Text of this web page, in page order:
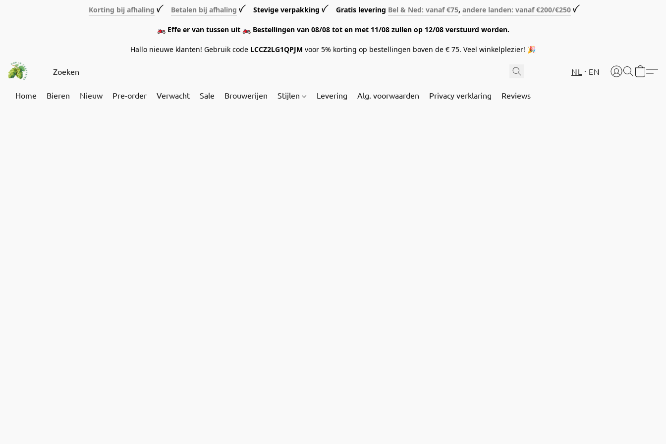
Korting bij afhaling ꪜ Betalen bij afhaling ꪜ Stevige verpakking ꪜ Gratis levering Bel & Ned: vanaf €75, andere landen: vanaf €200/€250 ꪜ
🏍️ Effe er van tussen uit 🏍️ Bestellingen van 08/08 tot en met 11/08 zullen op 12/08 verstuurd worden.
Hallo nieuwe klanten! Gebruik code LCCZ2LG1QPJM voor 5% korting op bestellingen boven de € 75. Veel winkelplezier! 🎉
NL EN
Home Bieren Nieuw Pre-order Verwacht Sale Brouwerijen Stijlen Levering Alg. voorwaarden Privacy verklaring Reviews